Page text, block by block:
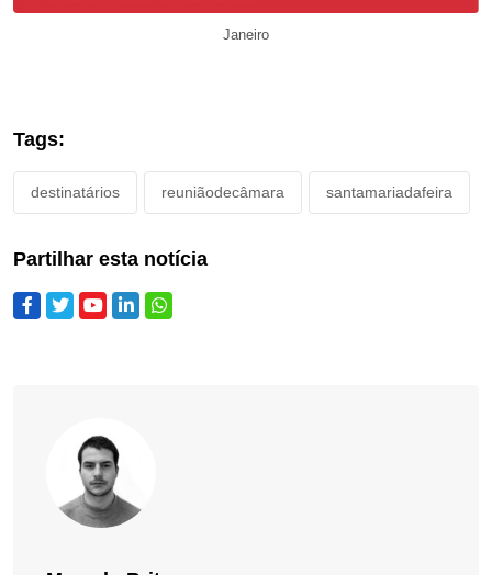
Janeiro
Tags:
destinatários reuniãodecâmara santamariadafeira
Partilhar esta notícia